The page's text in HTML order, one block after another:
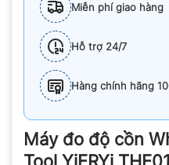
Miễn phí giao hàng
Hỗ trợ 24/7
Hàng chính hãng
Máy đo độ cồn